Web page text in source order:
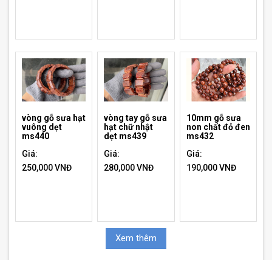
vòng gỗ sưa hạt
vuông dẹt
ms440
Giá:
250,000 VNĐ
vòng tay gỗ sưa
hạt chữ nhật
dẹt ms439
Giá:
280,000 VNĐ
10mm gỗ sưa
non chất đỏ đen
ms432
Giá:
190,000 VNĐ
Xem thêm